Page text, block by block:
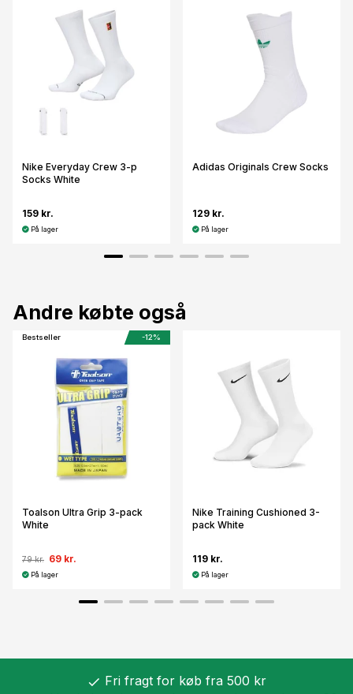
Nike Everyday Crew 3-p
Socks White
159 kr.
På lager
Adidas Originals Crew Socks
129 kr.
På lager
Andre købte også
Bestseller -12%
Toalson Ultra Grip 3-pack
White
79 kr. 69 kr.
På lager
Nike Training Cushioned 3-
pack White
119 kr.
På lager
check Fri fragt for køb fra 500 kr